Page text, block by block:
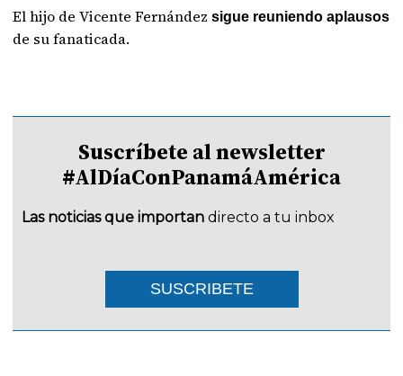
El hijo de Vicente Fernándezsigue reuniendo aplausos
de su fanaticada.
Suscríbete al newsletter
#AlDíaConPanamáAmérica
Las noticias que importan directo a tu inbox
SUSCRIBETE